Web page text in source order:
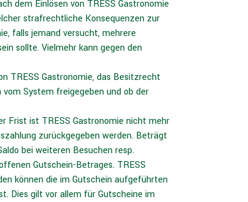
dem Einlösen von TRESS Gastronomie
strafrechtliche Konsequenzen zur
falls jemand versucht, mehrere
sollte. Vielmehr kann gegen den
TRESS Gastronomie, das Besitzrecht
System freigegeben und ob der
Frist ist TRESS Gastronomie nicht mehr
zurückgegeben werden. Beträgt
bei weiteren Besuchen resp.
Gutschein-Betrages. TRESS
können die im Gutschein aufgeführten
Dies gilt vor allem für Gutscheine im